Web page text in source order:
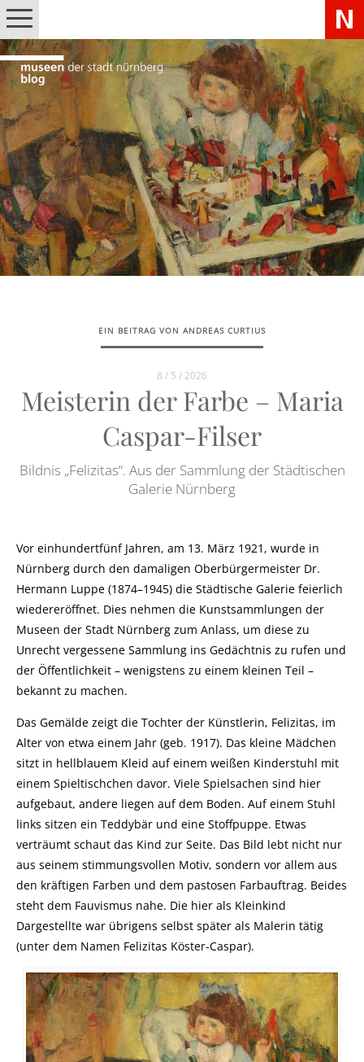
EIN BEITRAG VON ANDREAS CURTIUS
8 / 5 / 2026
Meisterin der Farbe – Maria
Caspar-Filser
Bildnis „Felizitas“. Aus der Sammlung der Städtischen
Galerie Nürnberg
Vor einhundertfünf Jahren, am 13. März 1921, wurde in
Nürnberg durch den damaligen Oberbürgermeister Dr.
Hermann Luppe (1874–1945) die Städtische Galerie feierlich
wiedereröffnet. Dies nehmen die Kunstsammlungen der
Museen der Stadt Nürnberg zum Anlass, um diese zu
Unrecht vergessene Sammlung ins Gedächtnis zu rufen und
der Öffentlichkeit – wenigstens zu einem kleinen Teil –
bekannt zu machen.
Das Gemälde zeigt die Tochter der Künstlerin, Felizitas, im
Alter von etwa einem Jahr (geb. 1917). Das kleine Mädchen
sitzt in hellblauem Kleid auf einem weißen Kinderstuhl mit
einem Spieltischchen davor. Viele Spielsachen sind hier
aufgebaut, andere liegen auf dem Boden. Auf einem Stuhl
links sitzen ein Teddybär und eine Stoffpuppe. Etwas
verträumt schaut das Kind zur Seite. Das Bild lebt nicht nur
aus seinem stimmungsvollen Motiv, sondern vor allem aus
den kräftigen Farben und dem pastosen Farbauftrag. Beides
steht dem Fauvismus nahe. Die hier als Kleinkind
Dargestellte war übrigens selbst später als Malerin tätig
(unter dem Namen Felizitas Köster-Caspar).